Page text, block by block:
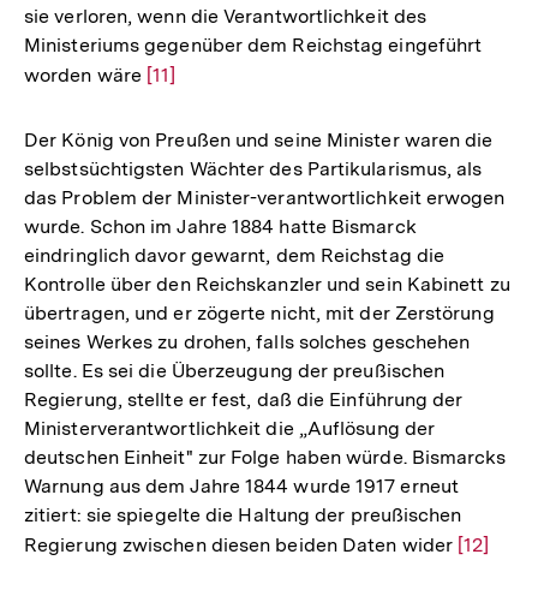
sie verloren, wenn die Verantwortlichkeit des
Ministeriums gegenüber dem Reichstag eingeführt
worden wäre Zur
der
Fußnote
[11]
Der König von Preußen und seine Minister waren die
selbstsüchtigsten Wächter des Partikularismus, als
das Problem der Minister-verantwortlichkeit erwogen
wurde. Schon im Jahre 1884 hatte Bismarck
eindringlich davor gewarnt, dem Reichstag die
Kontrolle über den Reichskanzler und sein Kabinett zu
übertragen, und er zögerte nicht, mit der Zerstörung
seines Werkes zu drohen, falls solches geschehen
sollte. Es sei die Überzeugung der preußischen
Regierung, stellte er fest, daß die Einführung der
Ministerverantwortlichkeit die „Auflösung der
deutschen Einheit" zur Folge haben würde. Bismarcks
Warnung aus dem Jahre 1844 wurde 1917 erneut
zitiert: sie spiegelte die Haltung der preußischen
Regierung zwischen diesen beiden Daten wider Zur
[12]